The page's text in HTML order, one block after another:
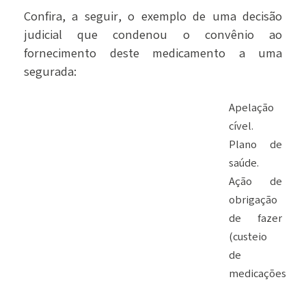
Confira, a seguir, o exemplo de uma decisão
judicial que condenou o convênio ao
fornecimento deste medicamento a uma
segurada:
Apelação
cível.
Plano de
saúde.
Ação de
obrigação
de fazer
(custeio
de
medicações